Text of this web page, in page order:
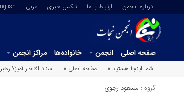
درباره انجمن ارتباط با ما تلکس خبری عربي
صفحه اصلی انجمن خانواده‌ها مراکز انجمن
شما اینجا هستید »
صفحه اصلی » اسناد افتخار آمیز؟
گروه : مسعود رجوی